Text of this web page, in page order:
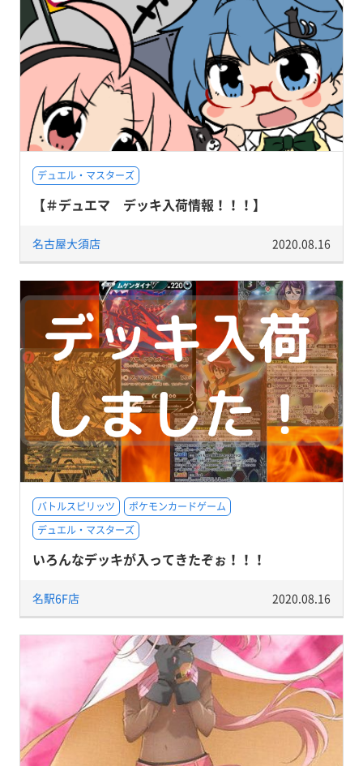
デュエル・マスターズ
【＃デュエマ デッキ入荷情報！！！】
名古屋大須店 2020.08.16
バトルスピリッツ
ポケモンカードゲーム
デュエル・マスターズ
いろんなデッキが入ってきたぞぉ！！！
名駅6F店 2020.08.16